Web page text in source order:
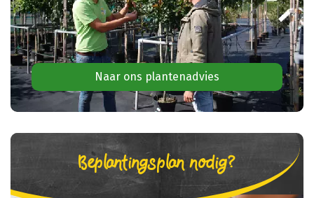
Naar ons plantenadvies
Beplantingsplan nodig?